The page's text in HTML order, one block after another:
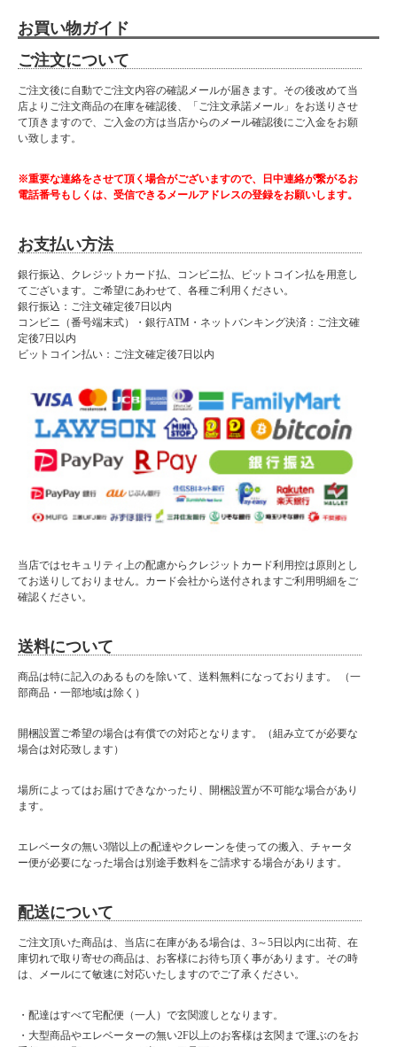
■ 送料無料にて配達 ■
北海道・東北・沖縄・離島の方は送料がかかりますので"■送料について（一部地域
※対象地域でお選びいただけなかった場合でも、送料を加算させていただきます。
ご了承ください。
■サイズ
幅79.5cm×奥行56cm×高さ183cm
■カラー
・ナチュラル
・引き出し構造はアリ溝組加工
・完成品
大型商品に関しお届け前に
事前連絡がある場合がございます。
よろしければご購入の際は
小型商品は夜間の配達が可能な場合がございます。
備考欄にお書き添えください。
お買い物ガイド
ご注文について
ご注文後に自動でご注文内容の確認メールが届きます。その後改めて当
店よりご注文商品の在庫を確認後、「ご注文承諾メール」をお送りさせ
て頂きますので、ご入金の方は当店からのメール確認後にご入金をお願
い致します。
※重要な連絡をさせて頂く場合がございますので、日中連絡が繋がるお
電話番号もしくは、受信できるメールアドレスの登録をお願いします。
お支払い方法
銀行振込、クレジットカード払、コンビニ払、ビットコイン払を用意し
てございます。ご希望にあわせて、各種ご利用ください。
銀行振込：ご注文確定後7日以内
コンビニ（番号端末式）・銀行ATM・ネットバンキング決済：ご注文確
定後7日以内
ビットコイン払い：ご注文確定後7日以内
当店ではセキュリティ上の配慮からクレジットカード利用控は原則とし
てお送りしておりません。カード会社から送付されますご利用明細をご
確認ください。
送料について
商品は特に記入のあるものを除いて、送料無料になっております。 （一
部商品・一部地域は除く）
開梱設置ご希望の場合は有償での対応となります。（組み立てが必要な
場合は対応致します）
場所によってはお届けできなかったり、開梱設置が不可能な場合があり
ます。
エレベータの無い3階以上の配達やクレーンを使っての搬入、チャータ
ー便が必要になった場合は別途手数料をご請求する場合があります。
配送について
ご注文頂いた商品は、当店に在庫がある場合は、3～5日以内に出荷、在
庫切れで取り寄せの商品は、お客様にお待ち頂く事があります。その時
は、メールにて敏速に対応いたしますのでご了承ください。
・配達はすべて宅配便（一人）で玄関渡しとなります。
・大型商品やエレベーターの無い2F以上のお客様は玄関まで運ぶのをお